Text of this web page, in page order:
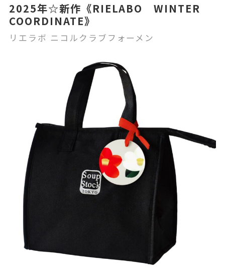
2025年☆新作《RIELABO WINTER
COORDINATE》
リエラボ ニコルクラブフォーメン